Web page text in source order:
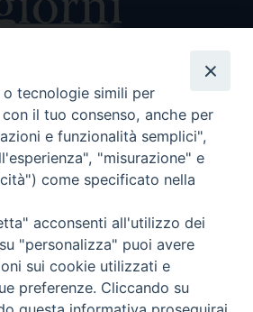
Direttore Responsabile Giuseppe Rabita
Direttore Amministrativo Salvatore Bruno
Opera di Religione della Diocesi di Piazza
Armerina,
Via Cammarata, 21 – Piazza Armerina
P. I. 01121870867
Tribunale di Enna n. 113 del 24/2/2007
tecnologie simili per
il tuo consenso, anche per
e funzionalità semplici",
"misurazione" e
come specificato nella
acconsenti all'utilizzo dei
"personalizza" puoi avere
sui cookie utilizzati e
preferenze. Cliccando su